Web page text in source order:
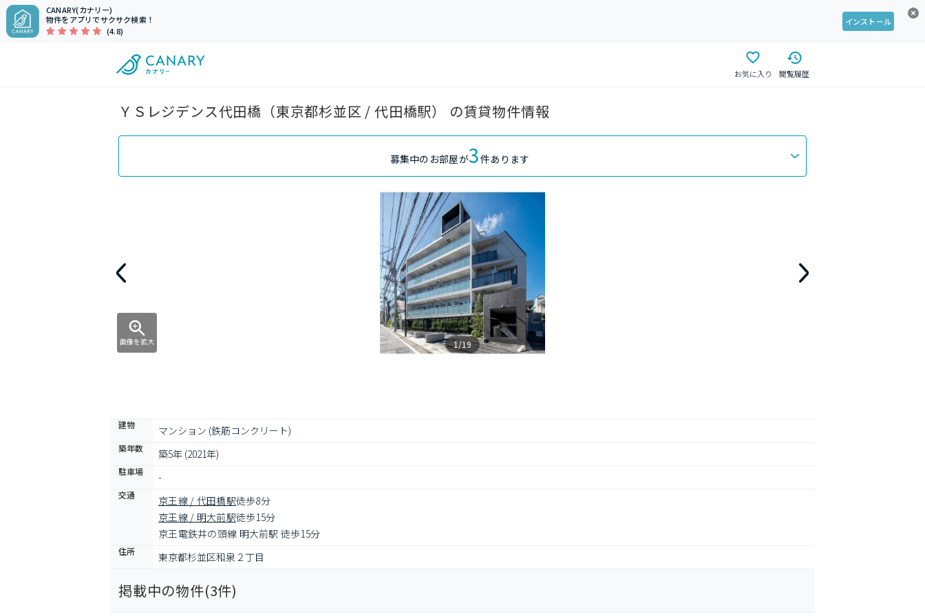
CANARY(カナリー)
物件をアプリでサクサク検索！
(4.8)
インストール
お気に入り 閲覧履歴
ＹＳレジデンス代田橋（東京都杉並区 / 代田橋駅） の賃貸物件情報
募集中のお部屋が3件あります
画像を拡大 1/19
建物 マンション (鉄筋コンクリート)
築年数 築5年 (2021年)
駐車場 -
交通 京王線 / 代田橋駅徒歩8分
京王線 / 明大前駅徒歩15分
京王電鉄井の頭線 明大前駅 徒歩15分
住所 東京都杉並区和泉２丁目
掲載中の物件(3件)